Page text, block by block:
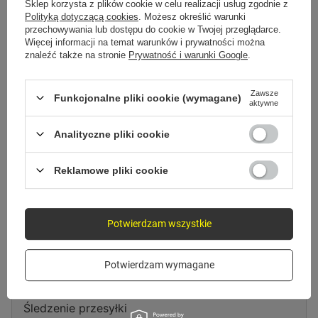
Spróbuj sprecyzować dokładniejsze parametry. Skorzystaj zwyszukiwarki
zaawansowanej.
Szukasz produktu, którego nie
mamy w ofercie?
Jeśli nie znalazłeś w naszej ofercie produktu, a chciałbyś kupić go w
naszym sklepie, możesz skorzystać ze specjalnego formularza i przesłać
nam opis szukanego przedmiotu. Aby móc to zrobić musisz być
zalogowany.
Zamówienia
Status zamówienia
Śledzenie przesyłki
Sklep korzysta z plików cookie w celu realizacji usług zgodnie z
Polityką dotyczącą cookies . Możesz określić warunki
przechowywania lub dostępu do cookie w Twojej przeglądarce.
Więcej informacji na temat warunków i prywatności można
znaleźć także na stronie Prywatność i warunki Google
Funkcjonalne pliki cookie (wymagane)
Zawsze
aktywne
Analityczne pliki cookie
Reklamowe pliki cookie
Potwierdzam wymagane
Potwierdzam wszystkie